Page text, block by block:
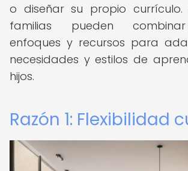
o diseñar su propio currículo.
familias pueden
enfoques y recursos para
necesidades y estilos de
hijos.
Razón 1: Flexibilidad